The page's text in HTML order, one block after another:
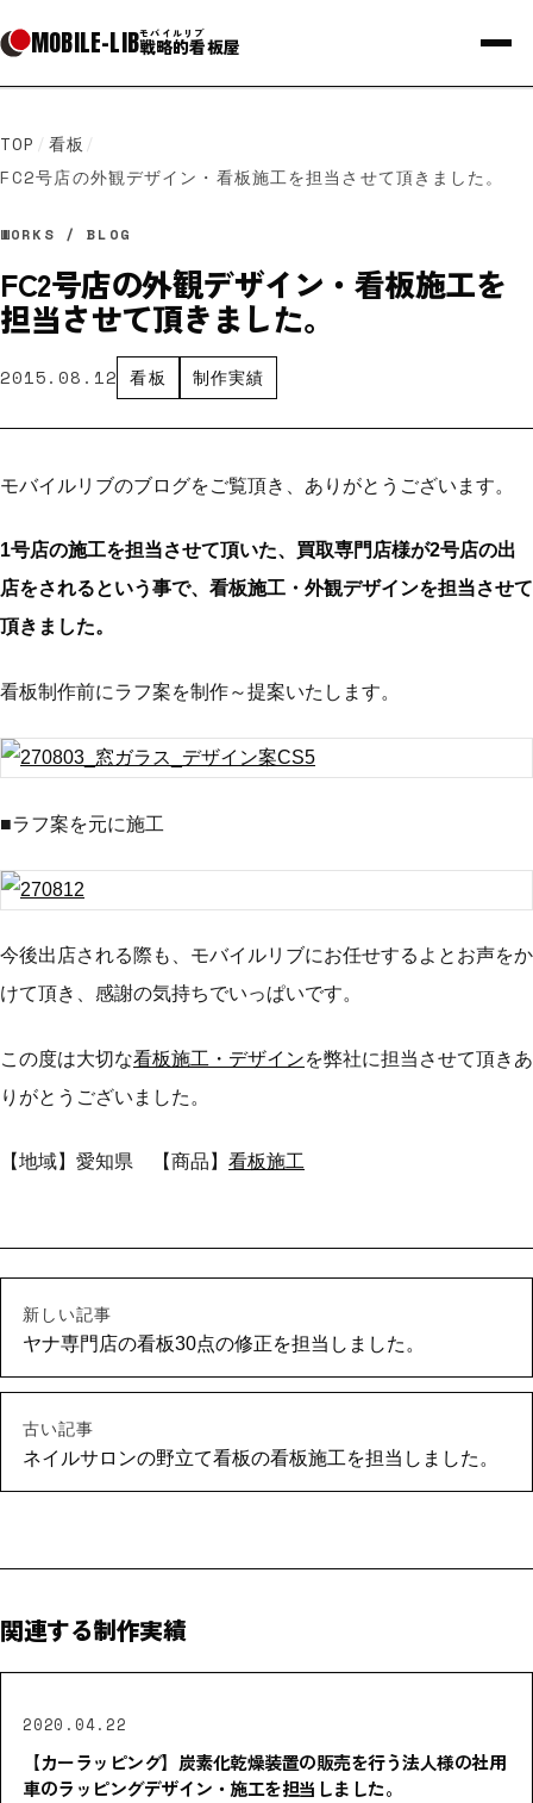
MOBILE-LIBモバイルリブ
戦略的看板屋
TOP / 看板 /
FC2号店の外観デザイン・看板施工を担当させて頂きました。
WORKS / BLOG
FC2号店の外観デザイン・看板施工を
担当させて頂きました。
2015.08.12 看板 制作実績
モバイルリブのブログをご覧頂き、ありがとうございます。
1号店の施工を担当させて頂いた、買取専門店様が2号店の出
店をされるという事で、看板施工・外観デザインを担当させて
頂きました。
看板制作前にラフ案を制作～提案いたします。
■ラフ案を元に施工
今後出店される際も、モバイルリブにお任せするよとお声をか
けて頂き、感謝の気持ちでいっぱいです。
この度は大切な看板施工・デザインを弊社に担当させて頂きあ
りがとうございました。
【地域】愛知県 【商品】 看板施工
新しい記事
ヤナ専門店の看板30点の修正を担当しました。
古い記事
ネイルサロンの野立て看板の看板施工を担当しました。
関連する制作実績
2020.04.22
【カーラッピング】炭素化乾燥装置の販売を行う法人様の社用
車のラッピングデザイン・施工を担当しました。